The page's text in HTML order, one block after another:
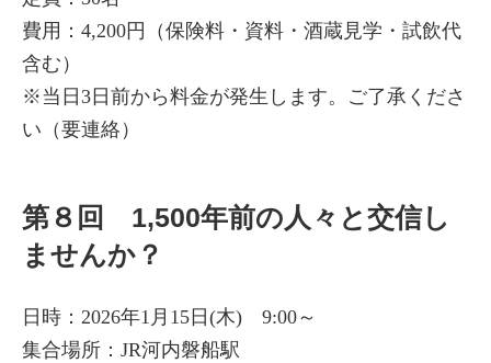
費用：4,200円（保険料・資料・酒蔵見学・試飲代
含む）
※当日3日前から料金が発生します。ご了承くださ
い（要連絡）
第８回 1,500年前の人々と交信し
ませんか？
日時：2026年1月15日(木) 9:00～
集合場所：JR河内磐船駅